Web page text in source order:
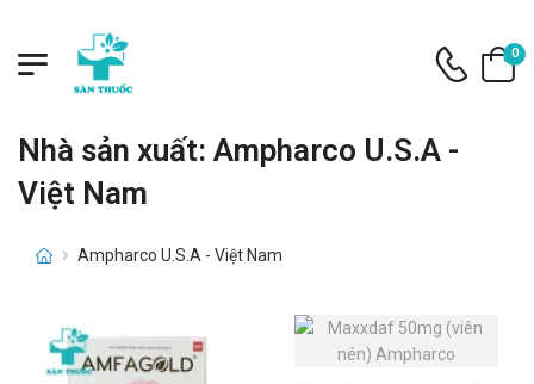
0
Nhà sản xuất: Ampharco U.S.A -
Việt Nam
Ampharco U.S.A - Việt Nam